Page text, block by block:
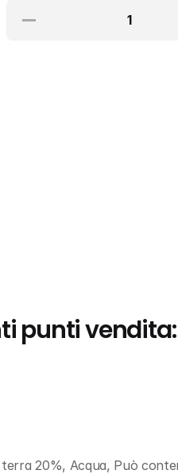
1
punti vendita:
20%, Acqua, Può